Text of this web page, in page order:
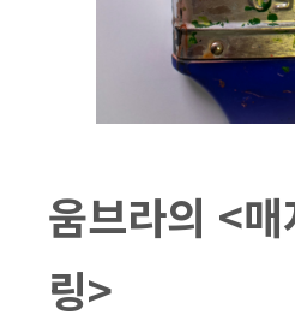
움브라의 <
링>